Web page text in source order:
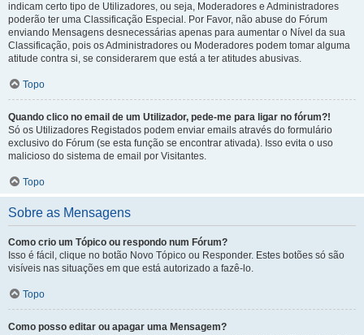
indicam certo tipo de Utilizadores, ou seja, Moderadores e Administradores
poderão ter uma Classificação Especial. Por Favor, não abuse do Fórum
enviando Mensagens desnecessárias apenas para aumentar o Nível da sua
Classificação, pois os Administradores ou Moderadores podem tomar alguma
atitude contra si, se considerarem que está a ter atitudes abusivas.
Topo
Quando clico no email de um Utilizador, pede-me para ligar no fórum?!
Só os Utilizadores Registados podem enviar emails através do formulário
exclusivo do Fórum (se esta função se encontrar ativada). Isso evita o uso
malicioso do sistema de email por Visitantes.
Topo
Sobre as Mensagens
Como crio um Tópico ou respondo num Fórum?
Isso é fácil, clique no botão Novo Tópico ou Responder. Estes botões só são
visíveis nas situações em que está autorizado a fazê-lo.
Topo
Como posso editar ou apagar uma Mensagem?